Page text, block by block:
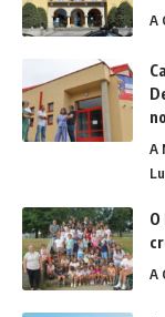
A
A
A